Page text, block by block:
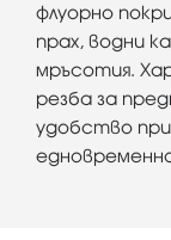
флуорно
прах, водни
мръсотия.
резба за
удобство при